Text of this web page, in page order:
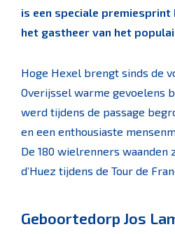
is een speciale premiesprint
het gastheer van het
Hoge Hexel brengt sinds de
Overijssel warme gevoelens
werd tijdens de passage
en een enthousiaste
De 180 wielrenners waanden
d’Huez tijdens de Tour de
Geboortedorp Jos